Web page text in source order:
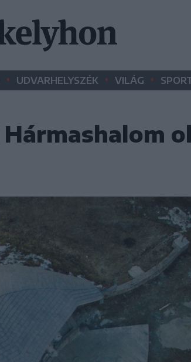
• UDVARHELYSZÉK • VILÁG •